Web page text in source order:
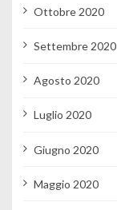
Ottobre 2020
Settembre 2020
Agosto 2020
Luglio 2020
Giugno 2020
Maggio 2020